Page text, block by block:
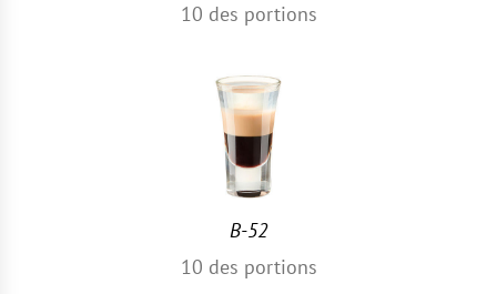
10 des portions
B-52
10 des portions